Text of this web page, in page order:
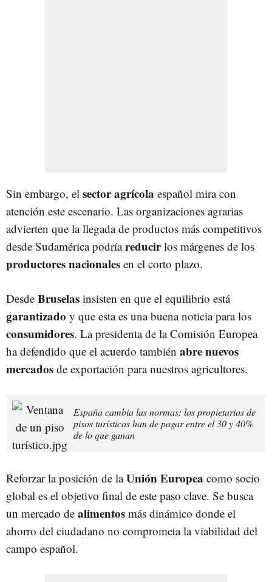
Sin embargo, el sector agrícola español mira con
atención este escenario. Las organizaciones agrarias
advierten que la llegada de productos más competitivos
desde Sudamérica podríareducirlos márgenes de los
productores nacionales en el corto plazo.
Desde Bruselas insisten en que el equilibrio está
garantizado y que esta es una buena noticia para los
consumidores. La presidenta de la Comisión Europea
ha defendido que el acuerdo también abre nuevos
mercados de exportación para nuestros agricultores.
España cambia las normas: los propietarios de
pisos turísticos han de pagar entre el 30 y 40%
de lo que ganan
Reforzar la posición de laUnión Europea como socio
global es el objetivo final de este paso clave. Se busca
un mercado de alimentos más dinámico donde el
ahorro del ciudadano no comprometa la viabilidad del
campo español.